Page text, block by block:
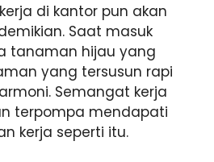
di kantor pun akan
Saat masuk
tanaman hijau yang
yang tersusun rapi
Semangat kerja
terpompa mendapati
kerja seperti itu.